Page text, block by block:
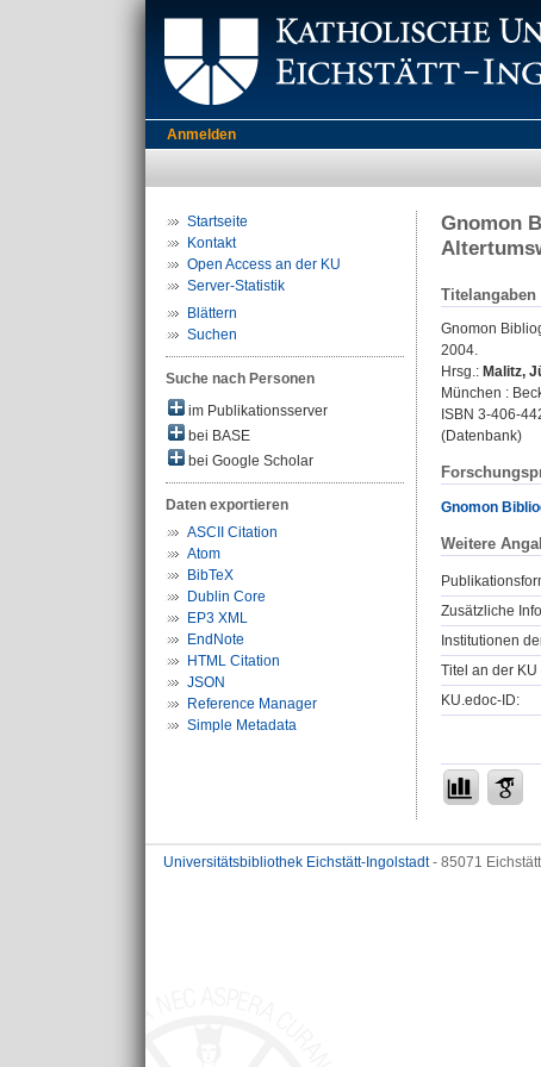
Anmelden
Startseite
Kontakt
Open Access an der KU
Server-Statistik
Blättern
Suchen
Suche nach Personen
im Publikationsserver
bei BASE
bei Google Scholar
Daten exportieren
ASCII Citation
Atom
BibTeX
Dublin Core
EP3 XML
EndNote
HTML Citation
JSON
Reference Manager
Simple Metadata
Gnomon
Titelangaben
Gnomon
2004.
Hrsg.: Malitz,
München :
ISBN 3-406-
(Datenbank)
Gnomon
Weitere
Zusätzliche
Institutionen
Titel an der
KU.edoc-ID:
Universitätsbibliothek Eichstätt-Ingolstadt- 85071 Eichstätt